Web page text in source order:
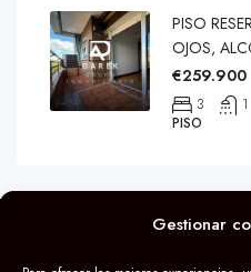
Gestionar
PISO
OJOS,
€259.900
3 1
PISO
© Grupo